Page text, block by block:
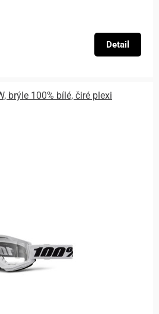
Detail
brýle 100% bílé, čiré plexi